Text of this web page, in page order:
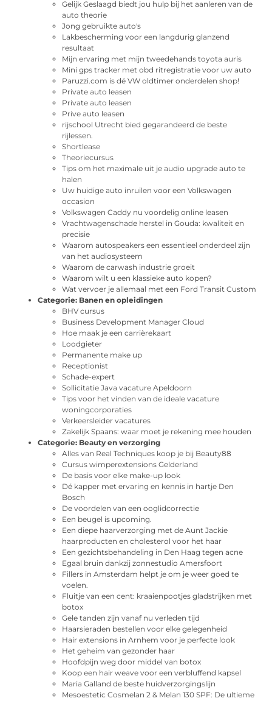
Gelijk Geslaagd biedt jou hulp bij het aanleren van de
auto theorie
Jong gebruikte auto's
Lakbescherming voor een langdurig glanzend
resultaat
Mijn ervaring met mijn tweedehands toyota auris
Mini gps tracker met obd ritregistratie voor uw auto
Paruzzi.com is dé VW oldtimer onderdelen shop!
Private auto leasen
Private auto leasen
Prive auto leasen
rijschool Utrecht bied gegarandeerd de beste
rijlessen.
Shortlease
Theoriecursus
Tips om het maximale uit je audio upgrade auto te
halen
Uw huidige auto inruilen voor een Volkswagen
occasion
Volkswagen Caddy nu voordelig online leasen
Vrachtwagenschade herstel in Gouda: kwaliteit en
precisie
Waarom autospeakers een essentieel onderdeel zijn
van het audiosysteem
Waarom de carwash industrie groeit
Waarom wilt u een klassieke auto kopen?
Wat vervoer je allemaal met een Ford Transit Custom
Categorie: Banen en opleidingen
BHV cursus
Business Development Manager Cloud
Hoe maak je een carrièrekaart
Loodgieter
Permanente make up
Receptionist
Schade-expert
Sollicitatie Java vacature Apeldoorn
Tips voor het vinden van de ideale vacature
woningcorporaties
Verkeersleider vacatures
Zakelijk Spaans: waar moet je rekening mee houden
Categorie: Beauty en verzorging
Alles van Real Techniques koop je bij Beauty88
Cursus wimperextensions Gelderland
De basis voor elke make-up look
Dé kapper met ervaring en kennis in hartje Den
Bosch
De voordelen van een ooglidcorrectie
Een beugel is upcoming.
Een diepe haarverzorging met de Aunt Jackie
haarproducten en cholesterol voor het haar
Een gezichtsbehandeling in Den Haag tegen acne
Egaal bruin dankzij zonnestudio Amersfoort
Fillers in Amsterdam helpt je om je weer goed te
voelen.
Fluitje van een cent: kraaienpootjes gladstrijken met
botox
Gele tanden zijn vanaf nu verleden tijd
Haarsieraden bestellen voor elke gelegenheid
Hair extensions in Arnhem voor je perfecte look
Het geheim van gezonder haar
Hoofdpijn weg door middel van botox
Koop een hair weave voor een verbluffend kapsel
Maria Galland de beste huidverzorgingslijn
Mesoestetic Cosmelan 2 & Melan 130 SPF: De ultieme